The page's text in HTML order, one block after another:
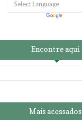
Encontre aqui
Mais acessados